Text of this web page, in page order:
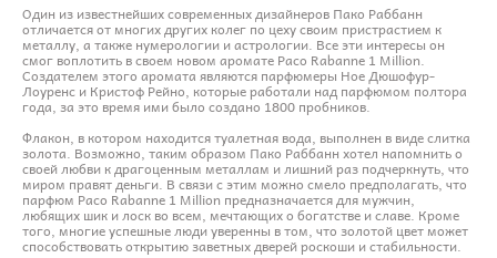
Один из известнейших современных дизайнеров Пако Раббанн
отличается от многих других колег по цеху своим пристрастием к
металлу, а также нумерологии и астрологии. Все эти интересы он
смог воплотить в своем новом аромате Paco Rabanne 1 Million.
Создателем этого аромата являются парфюмеры Ное Дюшофур-
Лоуренс и Кристоф Рейно, которые работали над парфюмом полтора
года, за это время ими было создано 1800 пробников.
Флакон, в котором находится туалетная вода, выполнен в виде слитка
золота. Возможно, таким образом Пако Раббанн хотел напомнить о
своей любви к драгоценным металлам и лишний раз подчеркнуть, что
миром правят деньги. В связи с этим можно смело предполагать, что
парфюм Paco Rabanne 1 Million предназначается для мужчин,
любящих шик и лоск во всем, мечтающих о богатстве и славе. Кроме
того, многие успешные люди уверенны в том, что золотой цвет может
способствовать открытию заветных дверей роскоши и стабильности.